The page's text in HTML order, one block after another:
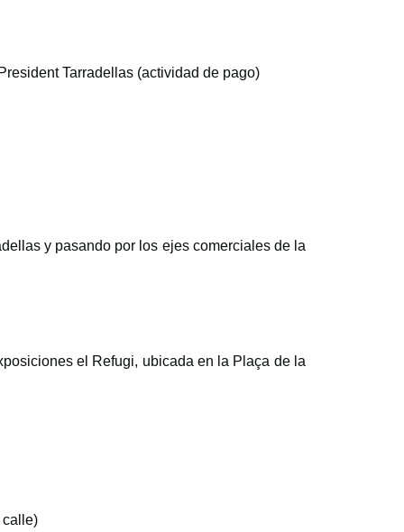
Tarradellas (actividad de pago)
y pasando por los ejes comerciales de la
el Refugi, ubicada en la Plaça de la
calle)